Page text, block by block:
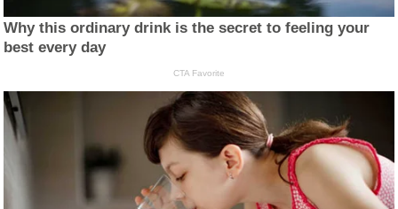
Why this ordinary drink is the secret to feeling your
best every day
CTA Favorite